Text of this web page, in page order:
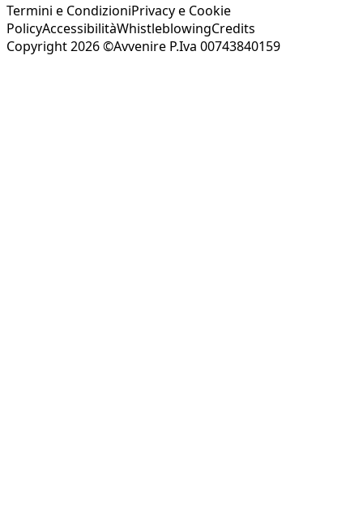
Termini e CondizioniPrivacy e Cookie
PolicyAccessibilitàWhistleblowingCredits
Copyright 2026 ©Avvenire P.Iva 00743840159